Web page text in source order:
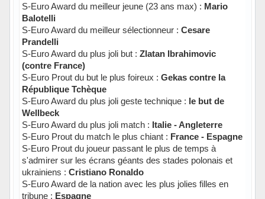
S-Euro Award du meilleur jeune (23 ans max) : Mario
Balotelli
S-Euro Award du meilleur sélectionneur : Cesare
Prandelli
S-Euro Award du plus joli but : Zlatan Ibrahimovic
(contre France)
S-Euro Prout du but le plus foireux : Gekas contre la
République Tchèque
S-Euro Award du plus joli geste technique : le but de
Wellbeck
S-Euro Award du plus joli match : Italie - Angleterre
S-Euro Prout du match le plus chiant : France - Espagne
S-Euro Prout du joueur passant le plus de temps à
s'admirer sur les écrans géants des stades polonais et
ukrainiens : Cristiano Ronaldo
S-Euro Award de la nation avec les plus jolies filles en
tribune : Espagne